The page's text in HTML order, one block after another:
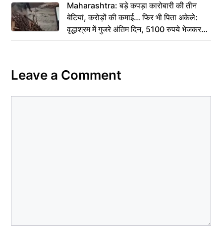
Maharashtra: बड़े कपड़ा कारोबारी की तीन
बेटियां, करोड़ों की कमाई… फिर भी पिता अकेले:
वृद्धाश्रम में गुजरे अंतिम दिन, 5100 रुपये भेजकर
कहा– अंतिम संस्कार कर दीजिए हम नहीं आ पाएंगे
Leave a Comment